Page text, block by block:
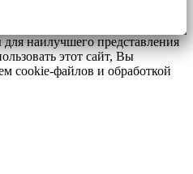
наилучшего представления
этот сайт, Вы
cookie-файлов и обработкой